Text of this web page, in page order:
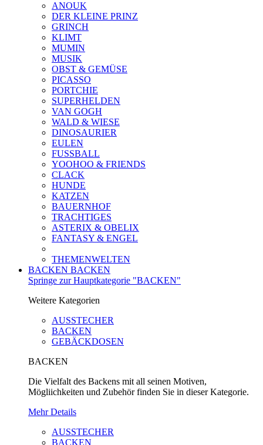
ANOUK
DER KLEINE PRINZ
GRINCH
KLIMT
MUMIN
MUSIK
OBST & GEMÜSE
PICASSO
PORTCHIE
SUPERHELDEN
VAN GOGH
WALD & WIESE
DINOSAURIER
EULEN
FUSSBALL
YOOHOO & FRIENDS
CLACK
HUNDE
KATZEN
BAUERNHOF
TRACHTIGES
ASTERIX & OBELIX
FANTASY & ENGEL
THEMENWELTEN
BACKEN BACKEN
Springe zur Hauptkategorie "BACKEN"
Weitere Kategorien
AUSSTECHER
BACKEN
GEBÄCKDOSEN
BACKEN
Die Vielfalt des Backens mit all seinen Motiven,
Mögliichkeiten und Zubehör finden Sie in dieser Kategorie.
Mehr Details
AUSSTECHER
BACKEN